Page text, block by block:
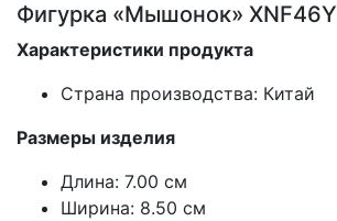
Фигурка «Мышонок» XNF46Y
Характеристики продукта
Страна производства: Китай
Размеры изделия
Длина: 7.00 см
Ширина: 8.50 см